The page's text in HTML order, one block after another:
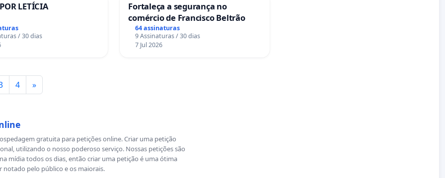
LETÍCIA
/ 30 dias
Fortaleça a segurança no
comércio de Francisco Beltrão
64 assinaturas
9 Assinaturas / 30 dias
7 Jul 2026
4 »
gratuita para petições online. Criar uma petição
utilizando o nosso poderoso serviço. Nossas petições são
mídia todos os dias, então criar uma petição é uma ótima
notado pelo público e os maiorais.